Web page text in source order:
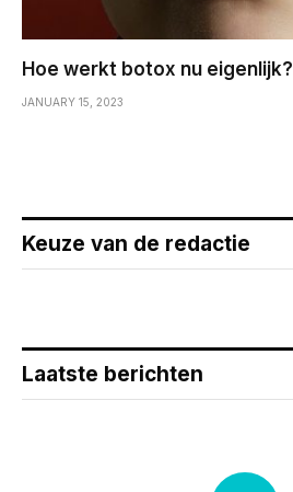
Hoe werkt botox nu eigenlijk?
JANUARY 15, 2023
Keuze van de redactie
Laatste berichten